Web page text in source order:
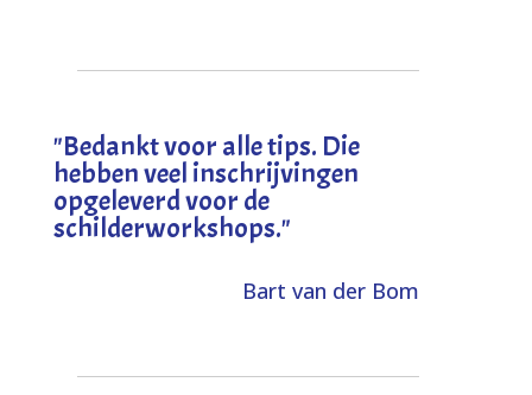
"Bedankt voor alle tips. Die
hebben veel inschrijvingen
opgeleverd voor de
schilderworkshops."
Bart van der Bom